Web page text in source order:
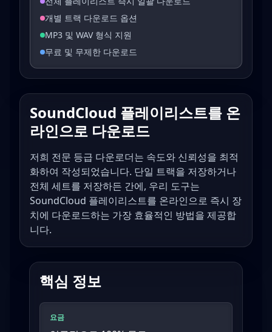
개별 트랙 다운로드 옵션
MP3 및 WAV 형식 지원
무료 및 무제한 다운로드
SoundCloud 플레이리스트를 온
라인으로 다운로드
저희 전문 등급 다운로더는 속도와 신뢰성을 최적
화하여 작성되었습니다. 단일 트랙을 저장하거나
전체 세트를 저장하든 간에, 우리 도구는
SoundCloud 플레이리스트를 온라인으로 즉시 장
치에 다운로드하는 가장 효율적인 방법을 제공합
니다.
핵심 정보
요금